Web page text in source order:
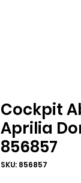
Cockpit
Aprilia
856857
SKU: 856857